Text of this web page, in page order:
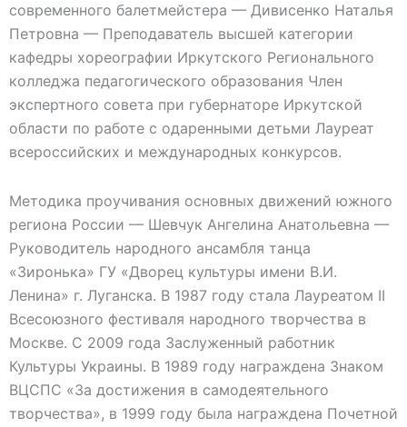
современного балетмейстера — Дивисенко Наталья
Петровна — Преподаватель высшей категории
кафедры хореографии Иркутского Регионального
колледжа педагогического образования Член
экспертного совета при губернаторе Иркутской
области по работе с одаренными детьми Лауреат
всероссийских и международных конкурсов.
Методика проучивания основных движений южного
региона России — Шевчук Ангелина Анатольевна —
Руководитель народного ансамбля танца
«Зиронька» ГУ «Дворец культуры имени В.И.
Ленина» г. Луганска. В 1987 году стала Лауреатом II
Всесоюзного фестиваля народного творчества в
Москве. С 2009 года Заслуженный работник
Культуры Украины. В 1989 году награждена Знаком
ВЦСПС «За достижения в самодеятельного
творчества», в 1999 году была награждена Почетной